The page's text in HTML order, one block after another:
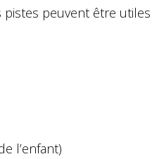
peuvent être
l’enfant)